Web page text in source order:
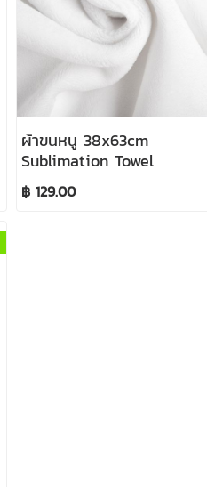
ผ้าขนหนู 38x63cm
Sublimation Towel
฿ 129.00